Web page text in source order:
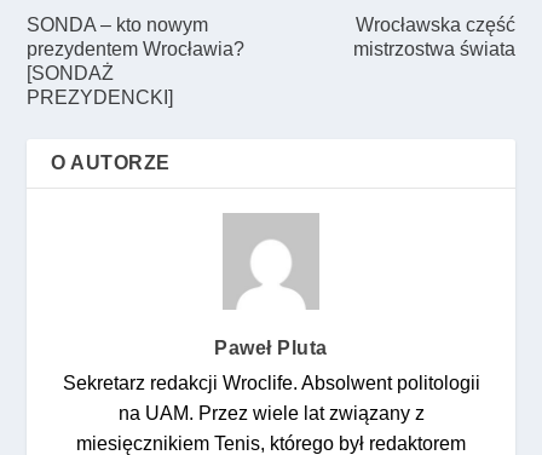
SONDA – kto nowym
prezydentem Wrocławia?
[SONDAŻ
PREZYDENCKI]
Wrocławska część
mistrzostwa świata
O AUTORZE
Paweł Pluta
Sekretarz redakcji Wroclife. Absolwent politologii
na UAM. Przez wiele lat związany z
miesięcznikiem Tenis, którego był redaktorem